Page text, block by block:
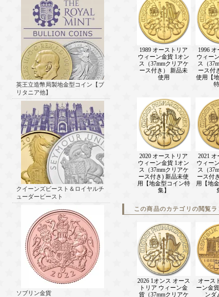
英王立造幣局製地金型コイン【ブ
リタニア他】
クイーンズビースト＆ロイヤルチ
ューダービースト
ソブリン金貨
1989 オーストリア
ウィーン金貨 1オン
ス（37mmクリアケ
ース付き） 新品未
使用
1996
ウィー
ス（
ース付
使用【
2020 オーストリア
ウィーン金貨 1オン
ス（37mmクリアケ
ース付き) 新品未使
用【地金型コイン特
集】
2021
ウィー
ス（
ース付
用【地
この商品のカテゴリの閲覧
2026 1オンス オース
トリア ウィーン金
貨（37mmクリアケ
オース
ーン金
ンダ